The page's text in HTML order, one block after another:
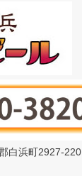
白浜町2927-220